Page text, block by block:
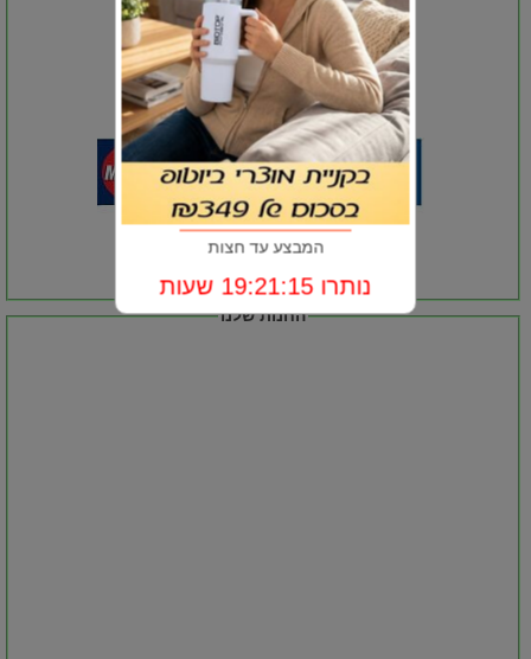
באתר זה הקנייה מאובטחת
ניתן לשלם במגוון כרטיסי אשראי
החנות שלנו
המבצע עד חצות
נותרו 19:21:15 שעות